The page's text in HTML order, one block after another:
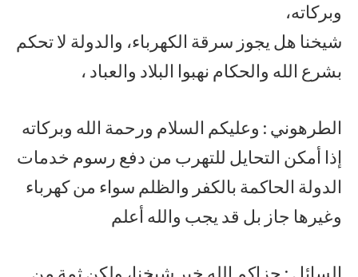
وبركاته،
شيخنا هل يجوز سرقة الكهرباء، والدولة لا تحكم
بشرع الله والحكام نهبوا البلاد والعباد ،
الطرهوني : وعليكم السلام ورحمة الله وبركاته
إذا أمكن التحايل للتهرب من دفع رسوم خدمات
الدولة الحاكمة بالكفر والظلم سواء من كهرباء
وغيرها جاز بل قد يجب والله أعلم
السائل : جزاكم الله خير شيخنا، ولكن ثمة من